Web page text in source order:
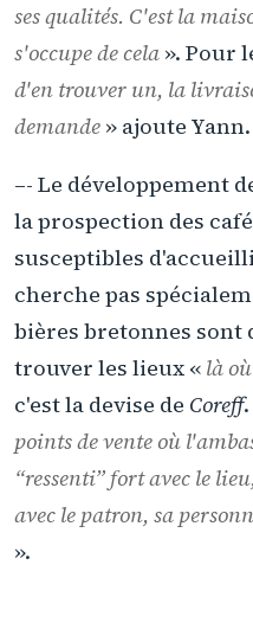
ses qualités. C'est la
s'occupe de cela ». Pour
d'en trouver un, la
demande » ajoute Yann.
–- Le développement
la prospection des
susceptibles
cherche pas
bières bretonnes sont
trouver les lieux « là
c'est la devise de Coreff
points de vente où
“ressenti” fort avec le
avec le patron, sa
».